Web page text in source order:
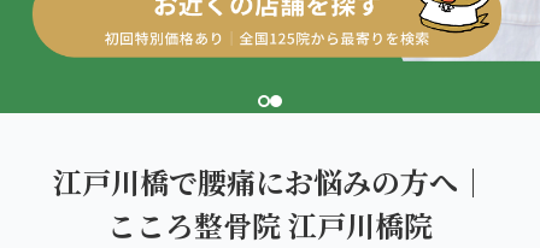
ぎっくり腰
寝違え
姿勢矯正
高田馬場エリア（2院）
立川エリア（2院）
メディア・実績
お知らせ
江戸川橋で腰痛にお悩みの方へ｜
こころ整骨院 江戸川橋院